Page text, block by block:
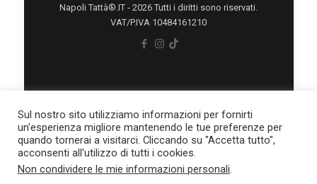
Napoli Tattà®.IT - 2026 Tutti i diritti sono riservati.
VAT/P.IVA 10484161210
Sul nostro sito utilizziamo informazioni per fornirti
un'esperienza migliore mantenendo le tue preferenze per
quando tornerai a visitarci. Cliccando su "Accetta tutto",
acconsenti all'utilizzo di tutti i cookies.
Non condividere le mie informazioni personali.